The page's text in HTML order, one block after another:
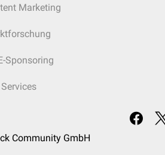
Marketing
Sponsoring
Community GmbH